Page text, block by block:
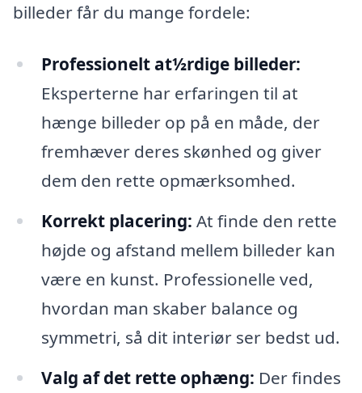
billeder får du mange fordele:
Professionelt at½rdige billeder:
Eksperterne har erfaringen til at
hænge billeder op på en måde, der
fremhæver deres skønhed og giver
dem den rette opmærksomhed.
Korrekt placering: At finde den rette
højde og afstand mellem billeder kan
være en kunst. Professionelle ved,
hvordan man skaber balance og
symmetri, så dit interiør ser bedst ud.
Valg af det rette ophæng: Der findes